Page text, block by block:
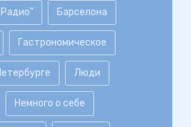
Барселона
Гастрономическое
Люди
Немного о себе